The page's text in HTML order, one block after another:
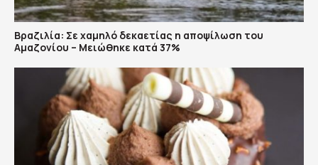
Βραζιλία: Σε χαμηλό δεκαετίας η αποψίλωση του
Αμαζονίου – Μειώθηκε κατά 37%